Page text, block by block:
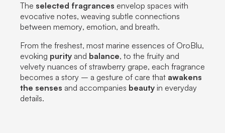
The selected fragrances envelop spaces with
evocative notes, weaving subtle connections
between memory, emotion, and breath.
From the freshest, most marine essences of OroBlu,
evoking purity and balance, to the fruity and
velvety nuances of strawberry grape, each fragrance
becomes a story – a gesture of care that awakens
the senses and accompanies beauty in everyday
details.